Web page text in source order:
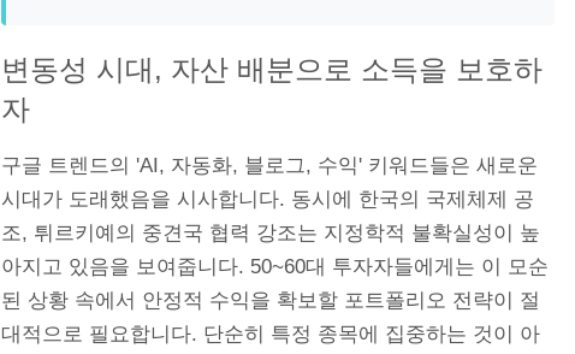
변동성 시대, 자산 배분으로 소득을 보호하
자
구글 트렌드의 'AI, 자동화, 블로그, 수익' 키워드들은 새로운
시대가 도래했음을 시사합니다. 동시에 한국의 국제체제 공
조, 튀르키예의 중견국 협력 강조는 지정학적 불확실성이 높
아지고 있음을 보여줍니다. 50~60대 투자자들에게는 이 모순
된 상황 속에서 안정적 수익을 확보할 포트폴리오 전략이 절
대적으로 필요합니다. 단순히 특정 종목에 집중하는 것이 아